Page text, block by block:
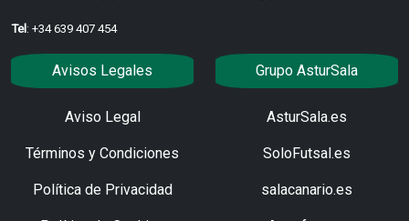
Tel: +34 639 407 454
Avisos Legales
Aviso Legal
Términos y Condiciones
Política de Privacidad
Grupo AsturSala
AsturSala.es
SoloFutsal.es
salacanario.es